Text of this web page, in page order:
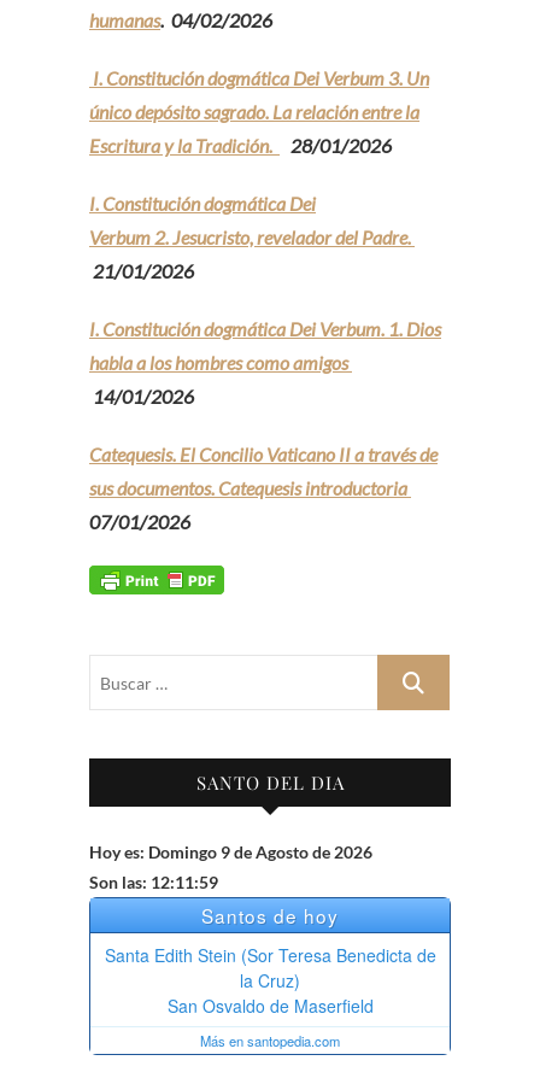
humanas. 04/02/2026
I. Constitución dogmática Dei Verbum 3. Un
único depósito sagrado. La relación entre la
Escritura y la Tradición.
28/01/2026
I. Constitución dogmática Dei
Verbum 2. Jesucristo, revelador del Padre.
21/01/2026
I. Constitución dogmática Dei Verbum. 1. Dios
habla a los hombres como amigos
14/01/2026
Catequesis. El Concilio Vaticano II a través de
sus documentos. Catequesis introductoria
07/01/2026
Buscar
SANTO DEL DIA
Hoy es: Domingo 9 de Agosto de 2026
Son las: 12:12:00